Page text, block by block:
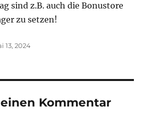
sind z.B. auch die Bonustore
zu setzen!
13, 2024
Kommentar